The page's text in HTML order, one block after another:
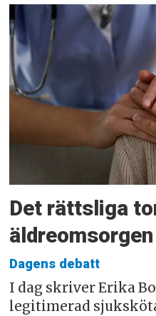
Det rättsliga
äldreomsorgen
Dagens debatt
I dag skriver Erika
legitimerad